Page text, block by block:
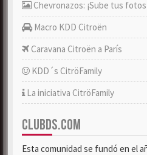
Chevronazos: ¡Sube tus
Macro KDD Citroën
Caravana Citroën a París
KDD´s CitröFamily
La iniciativa CitröFamily
CLUBDS.COM
Esta comunidad se fundó en el